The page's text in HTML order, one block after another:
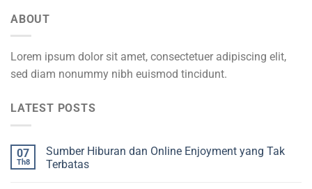
ABOUT
Lorem ipsum dolor sit amet, consectetuer adipiscing elit,
sed diam nonummy nibh euismod tincidunt.
LATEST POSTS
07
Th8
Sumber Hiburan dan Online Enjoyment yang Tak
Terbatas